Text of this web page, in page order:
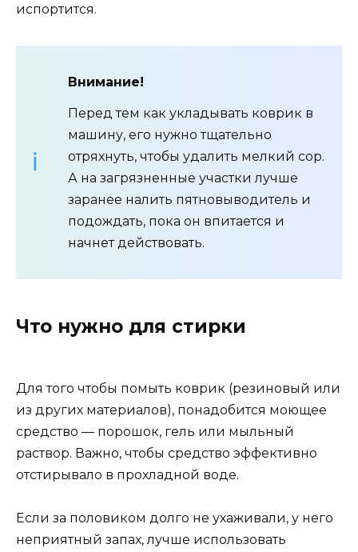
испортится.
Внимание!
Перед тем как укладывать коврик в
машину, его нужно тщательно
отряхнуть, чтобы удалить мелкий сор.
А на загрязненные участки лучше
заранее налить пятновыводитель и
подождать, пока он впитается и
начнет действовать.
Что нужно для стирки
Для того чтобы помыть коврик (резиновый или
из других материалов), понадобится моющее
средство — порошок, гель или мыльный
раствор. Важно, чтобы средство эффективно
отстирывало в прохладной воде.
Если за половиком долго не ухаживали, у него
неприятный запах, лучше использовать